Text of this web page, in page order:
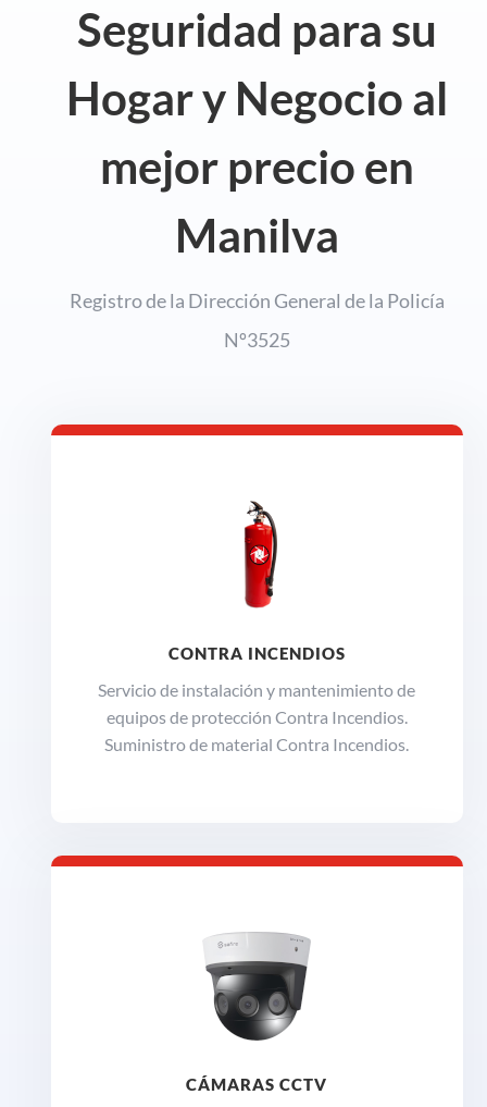
Seguridad para su
Hogar y Negocio al
mejor precio en
Manilva
Registro de la Dirección General de la Policía
Nº3525
CONTRA INCENDIOS
Servicio de instalación y mantenimiento de
equipos de protección Contra Incendios.
Suministro de material Contra Incendios.
CÁMARAS CCTV